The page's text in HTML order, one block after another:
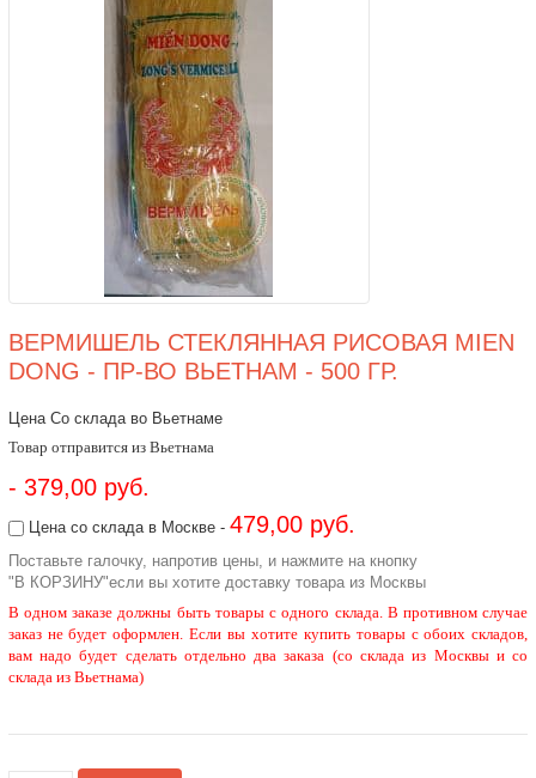
ВЕРМИШЕЛЬ СТЕКЛЯННАЯ РИСОВАЯ MIEN
DONG - ПР-ВО ВЬЕТНАМ - 500 ГР.
Цена Со склада во Вьетнаме
Товар отправится из Вьетнама
- 379,00 руб.
Цена со склада в Москве - 479,00 руб.
Поставьте галочку, напротив цены, и нажмите на кнопку
"В КОРЗИНУ"если вы хотите доставку товара из Москвы
В одном заказе должны быть товары с одного склада. В противном случае
заказ не будет оформлен. Если вы хотите купить товары с обоих складов,
вам надо будет сделать отдельно два заказа (со склада из Москвы и со
склада из Вьетнама)